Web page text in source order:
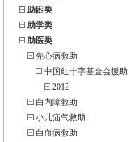
助困类
助学类
助医类
先心病救助
中国红十字基金会援助
2012
白内障救助
小儿疝气救助
白血病救助